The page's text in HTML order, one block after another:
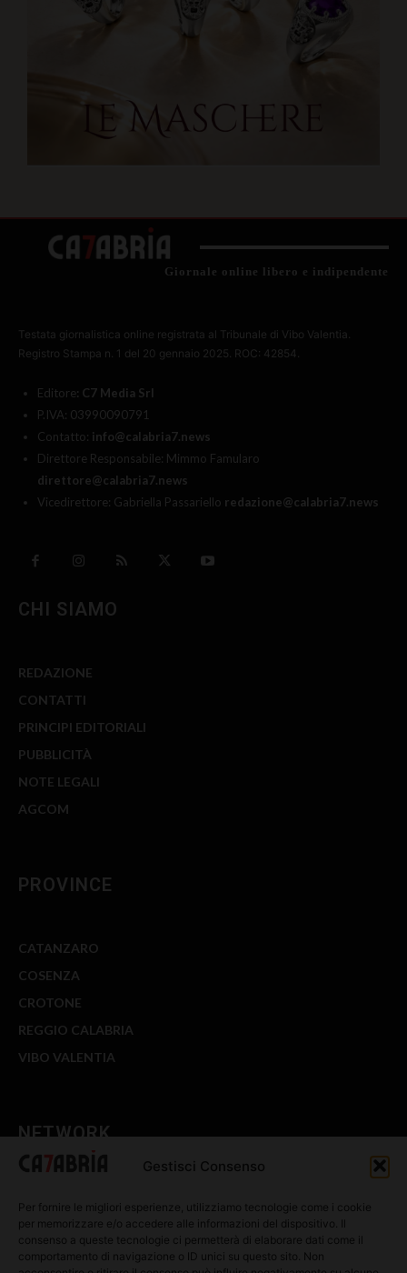
Gestisci Consenso
Per fornire le migliori esperienze, utilizziamo tecnologie come i cookie
per memorizzare e/o accedere alle informazioni del dispositivo. Il
consenso a queste tecnologie ci permetterà di elaborare dati come il
comportamento di navigazione o ID unici su questo sito. Non
Giornale online libero e indipendente
Testata giornalistica online registrata al Tribunale di Vibo Valentia.
Registro Stampa n. 1 del 20 gennaio 2025. ROC: 42854.
Editore: C7 Media Srl
P.IVA: 03990090791
Contatto: info@calabria7.news
Direttore Responsabile: Mimmo Famularo
direttore@calabria7.news
Vicedirettore: Gabriella Passariello redazione@calabria7.news
CHI SIAMO
REDAZIONE
CONTATTI
PRINCIPI EDITORIALI
PUBBLICITÀ
NOTE LEGALI
AGCOM
PROVINCE
CATANZARO
COSENZA
CROTONE
REGGIO CALABRIA
VIBO VALENTIA
NETWORK
WE CALABRIA